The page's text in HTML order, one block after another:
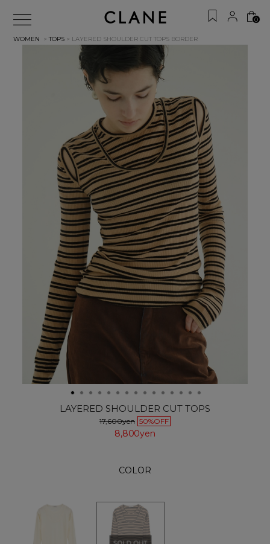
0
WOMEN >TOPS > LAYERED SHOULDER CUT TOPS BORDER
LAYERED SHOULDER CUT TOPS
17,600yen 50%OFF
8,800yen
COLOR